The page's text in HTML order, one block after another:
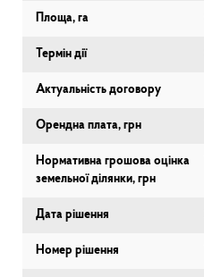
Площа, га
Термін дії
Актуальність договору
Орендна плата, грн
Нормативна грошова оцінка
земельної ділянки, грн
Дата рішення
Номер рішення